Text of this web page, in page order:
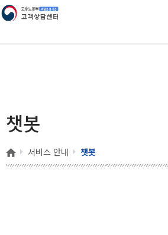
고용노동부 책임운영기관
챗봇
홈 서비스 안내 챗봇